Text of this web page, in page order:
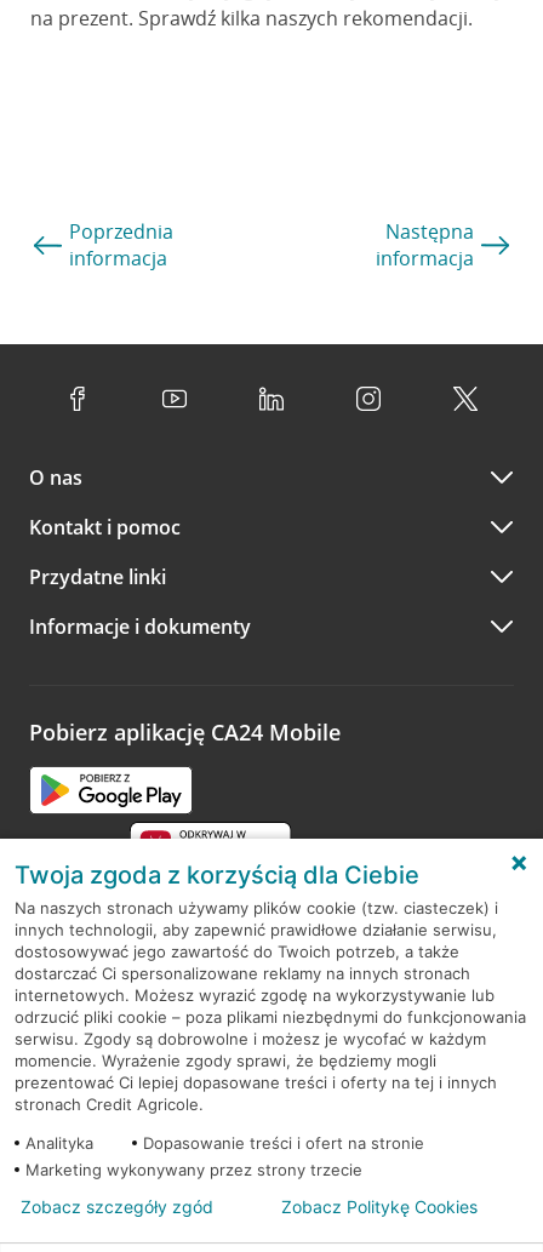
na prezent. Sprawdź kilka naszych rekomendacji.
Poprzednia
informacja
Następna
informacja
O nas
Kontakt i pomoc
Przydatne linki
Informacje i dokumenty
Pobierz aplikację CA24 Mobile
RODO
Regulamin serwisu
Mapa serwisu
PolitykaCookies
© 2026 Credit Agricole Bank Polska S.A. Wszelkie prawa zastrzeżone
Twoja zgoda z korzyścią dla Ciebie
Na naszych stronach używamy plików cookie (tzw. ciasteczek) i
innych technologii, aby zapewnić prawidłowe działanie serwisu,
dostosowywać jego zawartość do Twoich potrzeb, a także
dostarczać Ci spersonalizowane reklamy na innych stronach
internetowych. Możesz wyrazić zgodę na wykorzystywanie lub
odrzucić pliki cookie – poza plikami niezbędnymi do funkcjonowania
serwisu. Zgody są dobrowolne i możesz je wycofać w każdym
momencie. Wyrażenie zgody sprawi, że będziemy mogli
prezentować Ci lepiej dopasowane treści i oferty na tej i innych
stronach Credit Agricole.
Analityka
Dopasowanie treści i ofert na stronie
Marketing wykonywany przez strony trzecie
Zobacz szczegóły zgód Zobacz Politykę Cookies